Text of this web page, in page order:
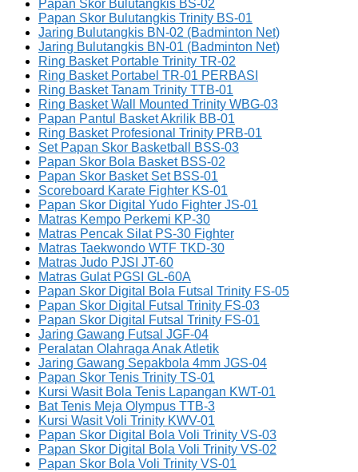
Papan Skor Bulutangkis BS-02
Papan Skor Bulutangkis Trinity BS-01
Jaring Bulutangkis BN-02 (Badminton Net)
Jaring Bulutangkis BN-01 (Badminton Net)
Ring Basket Portable Trinity TR-02
Ring Basket Portabel TR-01 PERBASI
Ring Basket Tanam Trinity TTB-01
Ring Basket Wall Mounted Trinity WBG-03
Papan Pantul Basket Akrilik BB-01
Ring Basket Profesional Trinity PRB-01
Set Papan Skor Basketball BSS-03
Papan Skor Bola Basket BSS-02
Papan Skor Basket Set BSS-01
Scoreboard Karate Fighter KS-01
Papan Skor Digital Yudo Fighter JS-01
Matras Kempo Perkemi KP-30
Matras Pencak Silat PS-30 Fighter
Matras Taekwondo WTF TKD-30
Matras Judo PJSI JT-60
Matras Gulat PGSI GL-60A
Papan Skor Digital Bola Futsal Trinity FS-05
Papan Skor Digital Futsal Trinity FS-03
Papan Skor Digital Futsal Trinity FS-01
Jaring Gawang Futsal JGF-04
Peralatan Olahraga Anak Atletik
Jaring Gawang Sepakbola 4mm JGS-04
Papan Skor Tenis Trinity TS-01
Kursi Wasit Bola Tenis Lapangan KWT-01
Bat Tenis Meja Olympus TTB-3
Kursi Wasit Voli Trinity KWV-01
Papan Skor Digital Bola Voli Trinity VS-03
Papan Skor Digital Bola Voli Trinity VS-02
Papan Skor Bola Voli Trinity VS-01